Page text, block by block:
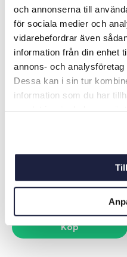
och annonserna till
för sociala medier och
vidarebefordrar även
information från din enhet
annons- och
Dessa kan i sin tur
information som du har
Art nr: 05189
Köp